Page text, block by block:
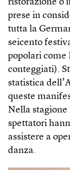
ristorazione o
prese in
tutta la
seicento
popolari come
conteggiati).
statistica
queste
Nella stagione
spettatori
assistere a
danza.